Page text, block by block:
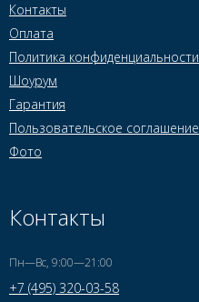
Контакты
Оплата
Политика конфиденциальности
Шоурум
Гарантия
Пользовательское соглашение
Фото
Контакты
Пн—Вс, 9:00—21:00
+7 (495) 320-03-58